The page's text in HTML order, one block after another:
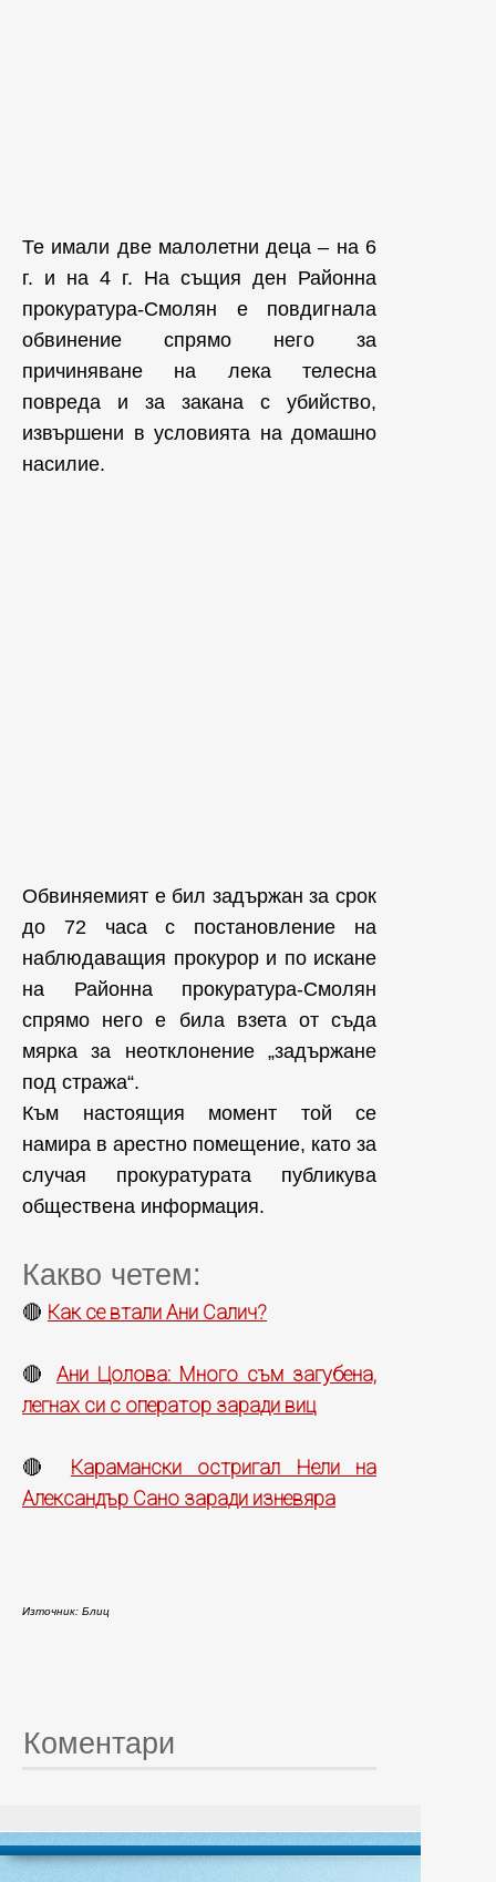
Те имали две малолетни деца – на 6
г. и на 4 г. На същия ден Районна
прокуратура-Смолян е повдигнала
обвинение спрямо него за
причиняване на лека телесна
повреда и за закана с убийство,
извършени в условията на домашно
насилие.
Обвиняемият е бил задържан за срок
до 72 часа с постановление на
наблюдаващия прокурор и по искане
на Районна прокуратура-Смолян
спрямо него е била взета от съда
мярка за неотклонение „задържане
под стража“.
Към настоящия момент той се
намира в арестно помещение, като за
случая прокуратурата публикува
обществена информация.
Какво четем:
🔴 Как се втали Ани Салич?
🔴 Ани Цолова: Много съм загубена,
легнах си с оператор заради виц
🔴 Карамански остригал Нели на
Александър Сано заради изневяра
Източник: Блиц
Коментари